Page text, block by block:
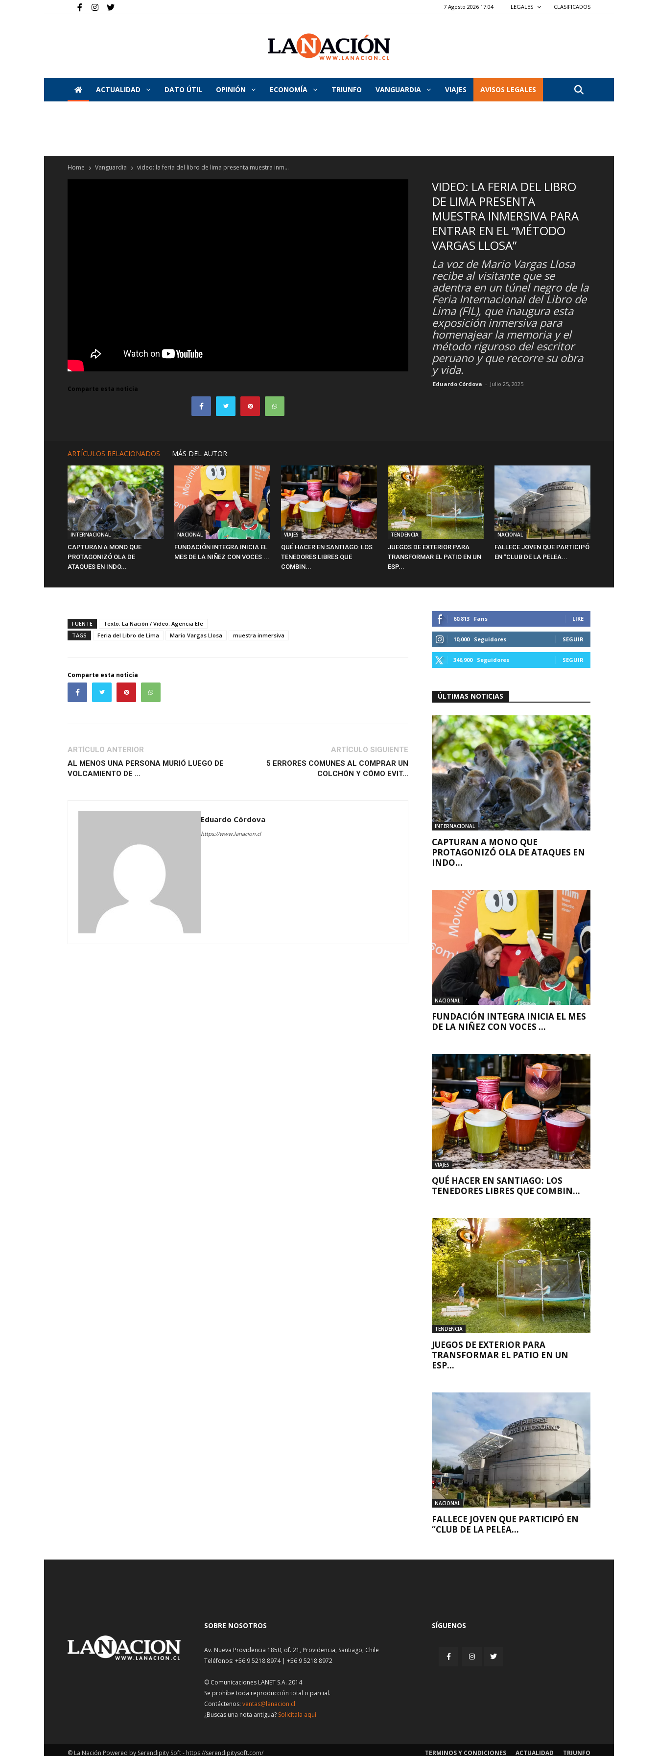
7 Agosto 2026 17:04 LEGALES CLASIFICADOS
La
Nación
ACTUALIDAD DATO ÚTIL OPINIÓN ECONOMÍA TRIUNFO VANGUARDIA VIAJES AVISOS LEGALES
Home Vanguardia video: la feria del libro de lima presenta muestra inm...
VIDEO: LA FERIA DEL LIBRO
DE LIMA PRESENTA
MUESTRA INMERSIVA PARA
ENTRAR EN EL “MÉTODO
VARGAS LLOSA”
La voz de Mario Vargas Llosa
recibe al visitante que se
adentra en un túnel negro de la
Feria Internacional del Libro de
Lima (FIL), que inaugura esta
exposición inmersiva para
homenajear la memoria y el
método riguroso del escritor
peruano y que recorre su obra
y vida.
Eduardo Córdova - Julio 25, 2025
Comparte esta noticia
ARTÍCULOS RELACIONADOS MÁS DEL AUTOR
INTERNACIONAL
CAPTURAN A MONO QUE
PROTAGONIZÓ OLA DE
ATAQUES EN INDO...
NACIONAL
FUNDACIÓN INTEGRA INICIA EL
MES DE LA NIÑEZ CON VOCES ...
VIAJES
QUÉ HACER EN SANTIAGO: LOS
TENEDORES LIBRES QUE
COMBIN...
TENDENCIA
JUEGOS DE EXTERIOR PARA
TRANSFORMAR EL PATIO EN UN
ESP...
NACIONAL
FALLECE JOVEN QUE PARTICIPÓ
EN “CLUB DE LA PELEA...
FUENTE
Texto: La Nación / Video: Agencia Efe
TAGS
Feria del Libro de Lima Mario Vargas Llosa muestra inmersiva
Comparte esta noticia
ARTÍCULO ANTERIOR
AL MENOS UNA PERSONA MURIÓ LUEGO DE
VOLCAMIENTO DE ...
ARTÍCULO SIGUIENTE
5 ERRORES COMUNES AL COMPRAR UN
COLCHÓN Y CÓMO EVIT...
Eduardo Córdova
https://www.lanacion.cl
60,813 Fans LIKE
10,000 Seguidores SEGUIR
346,900 Seguidores SEGUIR
ÚLTIMAS NOTICIAS
INTERNACIONAL
CAPTURAN A MONO QUE
PROTAGONIZÓ OLA DE ATAQUES EN
INDO...
NACIONAL
FUNDACIÓN INTEGRA INICIA EL MES
DE LA NIÑEZ CON VOCES ...
VIAJES
QUÉ HACER EN SANTIAGO: LOS
TENEDORES LIBRES QUE COMBIN...
TENDENCIA
JUEGOS DE EXTERIOR PARA
TRANSFORMAR EL PATIO EN UN
ESP...
NACIONAL
FALLECE JOVEN QUE PARTICIPÓ EN
“CLUB DE LA PELEA...
SOBRE NOSOTROS
Av. Nueva Providencia 1850, of. 21, Providencia, Santiago, Chile
Teléfonos: +56 9 5218 8974 | +56 9 5218 8972
© Comunicaciones LANET S.A. 2014
Se prohíbe toda reproducción total o parcial.
Contáctenos: ventas@lanacion.cl
¿Buscas una nota antigua? Solicítala aquí
SÍGUENOS
TERMINOS Y CONDICIONES ACTUALIDAD TRIUNFO
© La Nación Powered by Serendipity Soft - https://serendipitysoft.com/